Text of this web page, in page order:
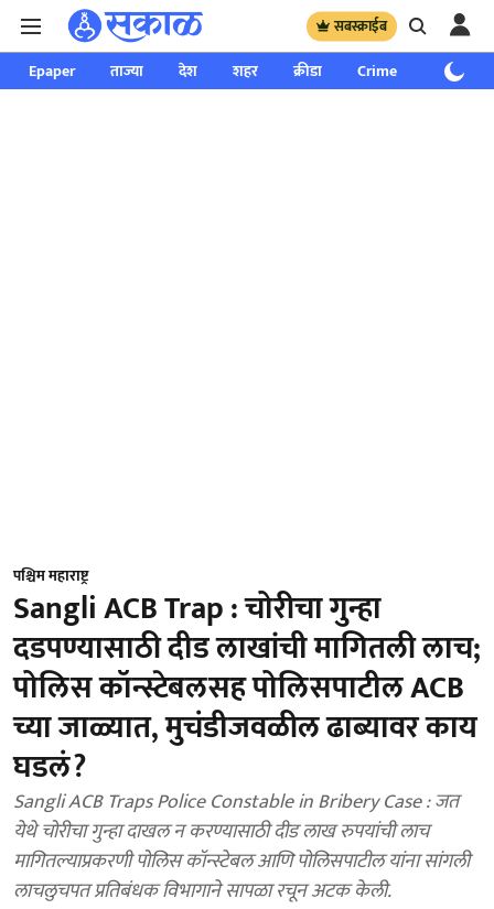
सबस्क्राईब
Epaper ताज्या देश शहर क्रीडा Crime साप्ताहिक
पश्चिम महाराष्ट्र
Sangli ACB Trap : चोरीचा गुन्हा
दडपण्यासाठी दीड लाखांची मागितली लाच;
पोलिस कॉन्स्टेबलसह पोलिसपाटील ACB
च्या जाळ्यात, मुचंडीजवळील ढाब्यावर काय
घडलं?
Sangli ACB Traps Police Constable in Bribery Case : जत
येथे चोरीचा गुन्हा दाखल न करण्यासाठी दीड लाख रुपयांची लाच
मागितल्याप्रकरणी पोलिस कॉन्स्टेबल आणि पोलिसपाटील यांना सांगली
लाचलुचपत प्रतिबंधक विभागाने सापळा रचून अटक केली.